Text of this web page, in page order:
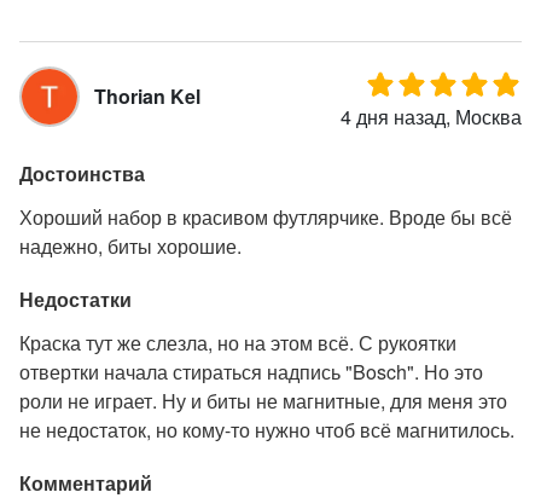
Thorian Kel
4 дня назад, Москва
Достоинства
Хороший набор в красивом футлярчике. Вроде бы всё
надежно, биты хорошие.
Недостатки
Краска тут же слезла, но на этом всё. С рукоятки
отвертки начала стираться надпись "Bosch". Но это
роли не играет. Ну и биты не магнитные, для меня это
не недостаток, но кому-то нужно чтоб всё магнитилось.
Комментарий